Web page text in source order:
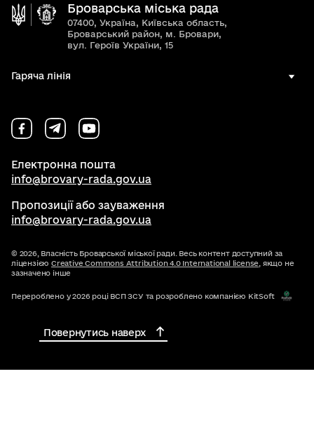
Броварська міська рада
07400, Україна, Київська область,
Броварський район, м. Бровари,
вул. Героїв України, 15
Гаряча лінія
Електронна пошта
info@brovary-rada.gov.ua
Пропозиції або зауваження
info@brovary-rada.gov.ua
© 2026, Власність Броварської міської ради. Весь контент доступний за
ліцензією Creative Commons Attribution 4.0 International license , якщо не
зазначено інше
Перероблено у 2026 році ВСП ЗСУ та розроблено компанією KitSoft
Повернутись наверх